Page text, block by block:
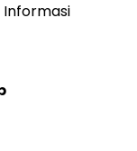
Informasi